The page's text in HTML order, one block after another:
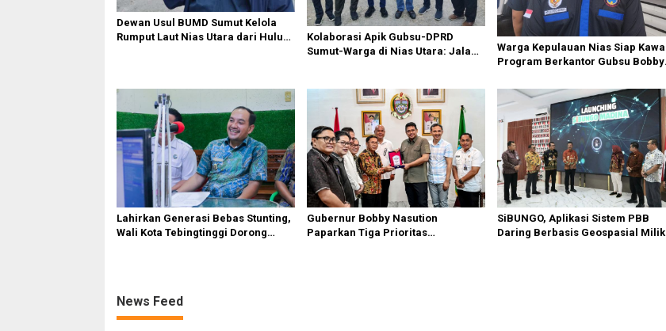
s
Dewan Usul BUMD Sumut Kelola
Rumput Laut Nias Utara dari Hulu
Kolaborasi Apik Gubsu-DPRD
Sumut-Warga di Nias Utara: Jalan
Warga Kepulauan Nias Siap Kawal
Program Berkantor Gubsu Bobby
Lahirkan Generasi Bebas Stunting,
Wali Kota Tebingtinggi Dorong
Gubernur Bobby Nasution
Paparkan Tiga Prioritas
SiBUNGO, Aplikasi Sistem PBB
Daring Berbasis Geospasial Milik
News Feed